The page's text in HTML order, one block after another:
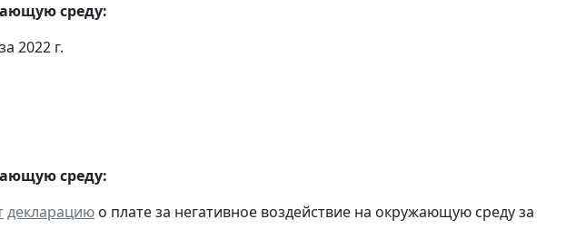
среду:
2022 г.
среду:
декларацию о плате за негативное воздействие на окружающую среду за